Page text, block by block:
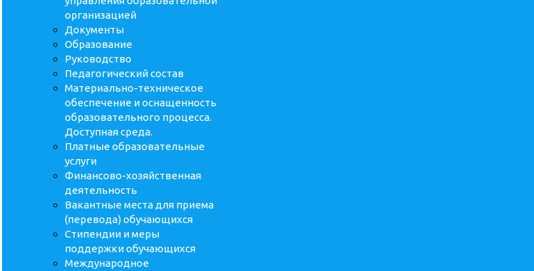
организацией
Документы
Образование
Руководство
Педагогический состав
Материально-техническое
обеспечение и оснащенность
образовательного процесса.
Доступная среда.
Платные образовательные
услуги
Финансово-хозяйственная
деятельность
Вакантные места для приема
(перевода) обучающихся
Стипендии и меры
поддержки обучающихся
Международное